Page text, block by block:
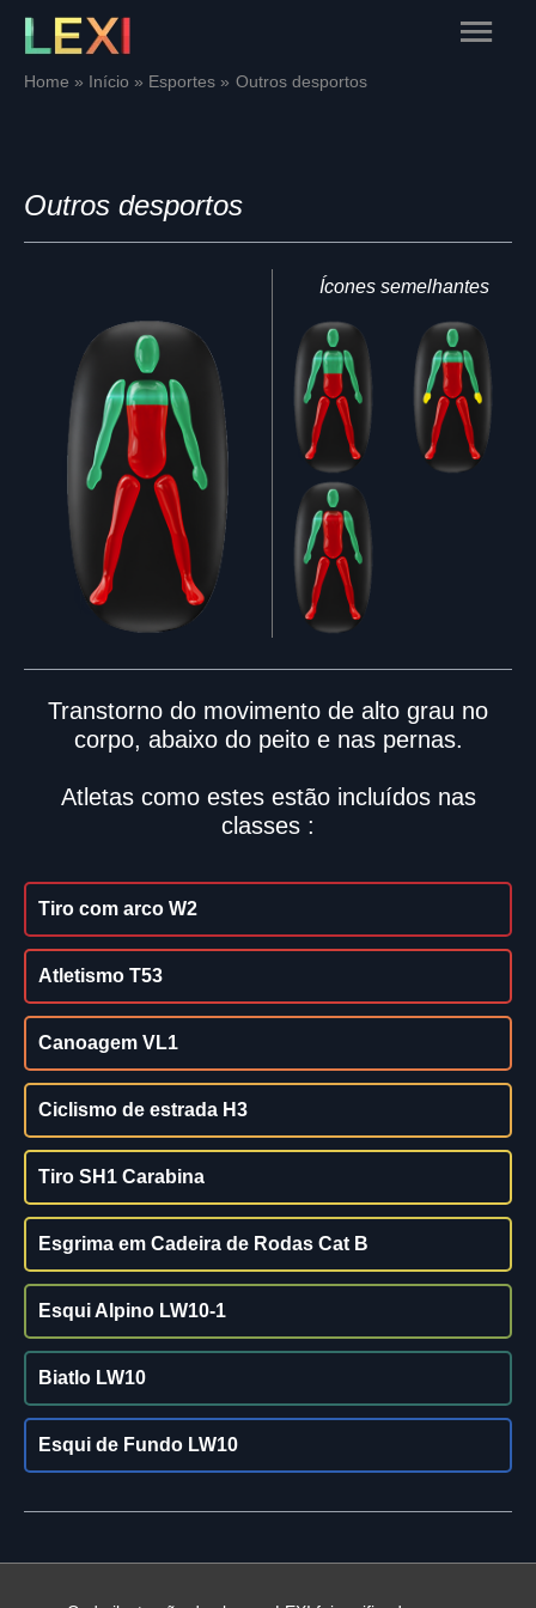
Skip
content
Main
Home Início Esportes Outros desportos
Outros desportos
Ícones semelhantes
Transtorno do movimento de alto grau no
corpo, abaixo do peito e nas pernas.
Atletas como estes estão incluídos nas
classes :
Tiro com arco W2
Atletismo T53
Canoagem VL1
Ciclismo de estrada H3
Tiro SH1 Carabina
Esgrima em Cadeira de Rodas Cat B
Esqui Alpino LW10-1
Biatlo LW10
Esqui de Fundo LW10